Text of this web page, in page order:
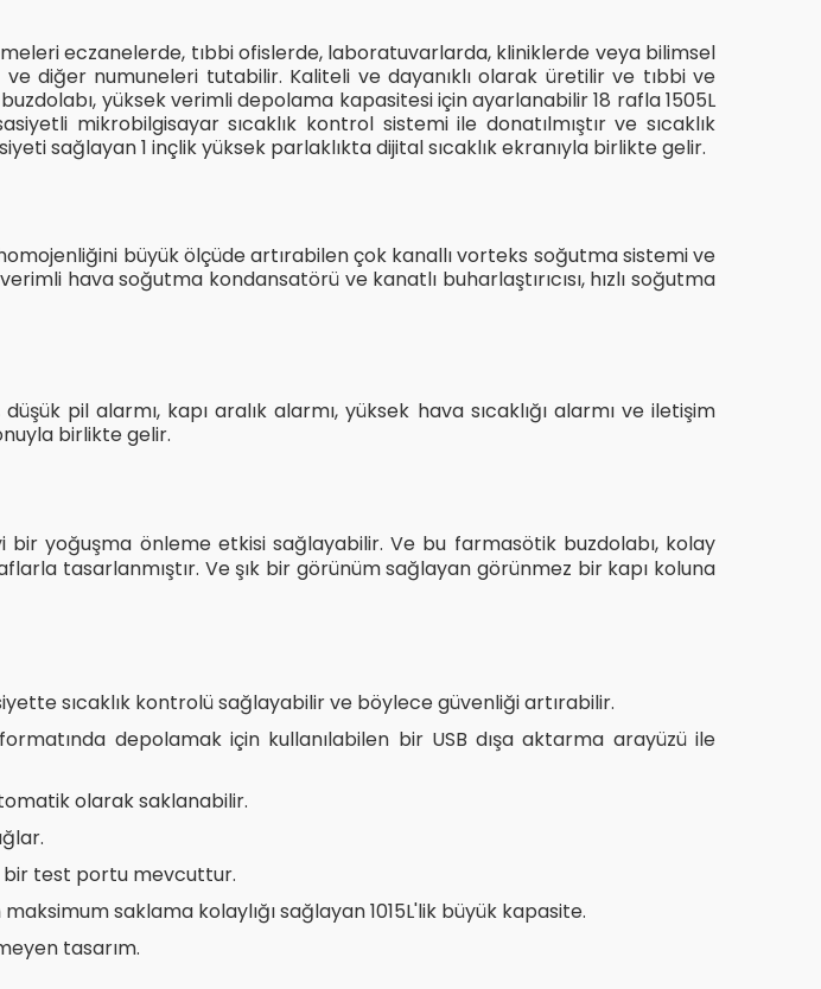
eczanelerde, tıbbi ofislerde, laboratuvarlarda, kliniklerde veya bilimsel
diğer numuneleri tutabilir. Kaliteli ve dayanıklı olarak üretilir ve tıbbi ve
yüksek verimli depolama kapasitesi için ayarlanabilir 18 rafla 1505L
mikrobilgisayar sıcaklık kontrol sistemi ile donatılmıştır ve sıcaklık
sağlayan 1 inçlik yüksek parlaklıkta dijital sıcaklık ekranıyla birlikte gelir.
büyük ölçüde artırabilen çok kanallı vorteks soğutma sistemi ve
hava soğutma kondansatörü ve kanatlı buharlaştırıcısı, hızlı soğutma
pil alarmı, kapı aralık alarmı, yüksek hava sıcaklığı alarmı ve iletişim
birlikte gelir.
bir yoğuşma önleme etkisi sağlayabilir. Ve bu farmasötik buzdolabı, kolay
tasarlanmıştır. Ve şık bir görünüm sağlayan görünmez bir kapı koluna
sıcaklık kontrolü sağlayabilir ve böylece güvenliği artırabilir.
depolamak için kullanılabilen bir USB dışa aktarma arayüzü ile
olarak saklanabilir.
bir test portu mevcuttur.
saklama kolaylığı sağlayan 1015L'lik büyük kapasite.
tasarım.